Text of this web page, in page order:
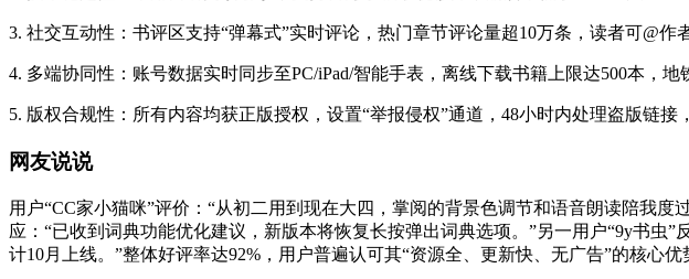
3. 社交互动性：书评区支持“弹幕式”实时评论，热门章节评论量超10万条，读者可@作
4. 多端协同性：账号数据实时同步至PC/iPad/智能手表，离线下载书籍上限达500本，地
5. 版权合规性：所有内容均获正版授权，设置“举报侵权”通道，48小时内处理盗版链接
网友说说
用户“CC家小猫咪”评价：“从初二用到现在大四，掌阅的背景色调节和语音朗读陪我
应：“已收到词典功能优化建议，新版本将恢复长按弹出词典选项。”另一用户“9y书虫
计10月上线。”整体好评率达92%，用户普遍认可其“资源全、更新快、无广告”的核心优